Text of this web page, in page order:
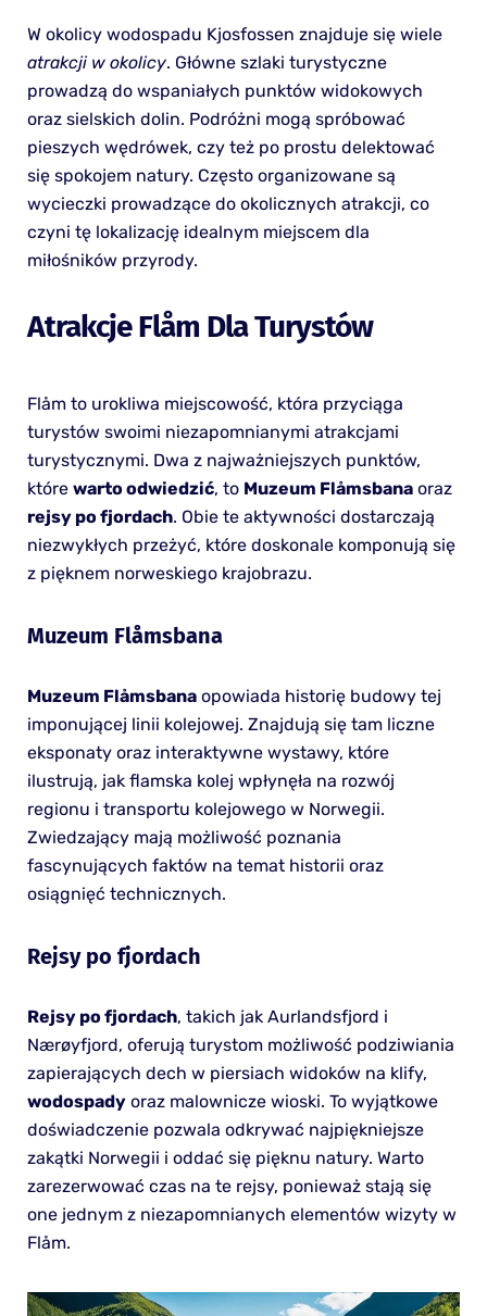
W okolicy wodospadu Kjosfossen znajduje się wiele
atrakcji w okolicy. Główne szlaki turystyczne
prowadzą do wspaniałych punktów widokowych
oraz sielskich dolin. Podróżni mogą spróbować
pieszych wędrówek, czy też po prostu delektować
się spokojem natury. Często organizowane są
wycieczki prowadzące do okolicznych atrakcji, co
czyni tę lokalizację idealnym miejscem dla
miłośników przyrody.
Atrakcje Flåm Dla Turystów
Flåm to urokliwa miejscowość, która przyciąga
turystów swoimi niezapomnianymi atrakcjami
turystycznymi. Dwa z najważniejszych punktów,
które warto odwiedzić, to Muzeum Flåmsbanaoraz
rejsy po fjordach. Obie te aktywności dostarczają
niezwykłych przeżyć, które doskonale komponują się
z pięknem norweskiego krajobrazu.
Muzeum Flåmsbana
Muzeum Flåmsbanaopowiada historię budowy tej
imponującej linii kolejowej. Znajdują się tam liczne
eksponaty oraz interaktywne wystawy, które
ilustrują, jak flamska kolej wpłynęła na rozwój
regionu i transportu kolejowego w Norwegii.
Zwiedzający mają możliwość poznania
fascynujących faktów na temat historii oraz
osiągnięć technicznych.
Rejsy po fjordach
Rejsy po fjordach, takich jak Aurlandsfjord i
Nærøyfjord, oferują turystom możliwość podziwiania
zapierających dech w piersiach widoków na klify,
wodospadyoraz malownicze wioski. To wyjątkowe
doświadczenie pozwala odkrywać najpiękniejsze
zakątki Norwegii i oddać się pięknu natury. Warto
zarezerwować czas na te rejsy, ponieważ stają się
one jednym z niezapomnianych elementów wizyty w
Flåm.